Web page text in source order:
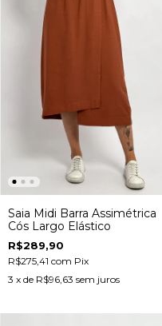
Saia Midi Barra Assimétrica
Cós Largo Elástico
R$289,90
R$275,41 com Pix
3 x de R$96,63 sem juros